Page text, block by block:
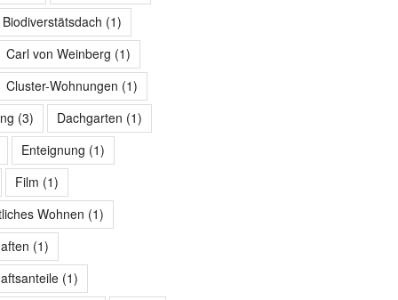
Biodiverstätsdach (1)
Carl von Weinberg (1)
Cluster-Wohnungen (1)
(3) Dachgarten (1)
Enteignung (1)
Film (1)
Wohnen (1)
(1)
(1)